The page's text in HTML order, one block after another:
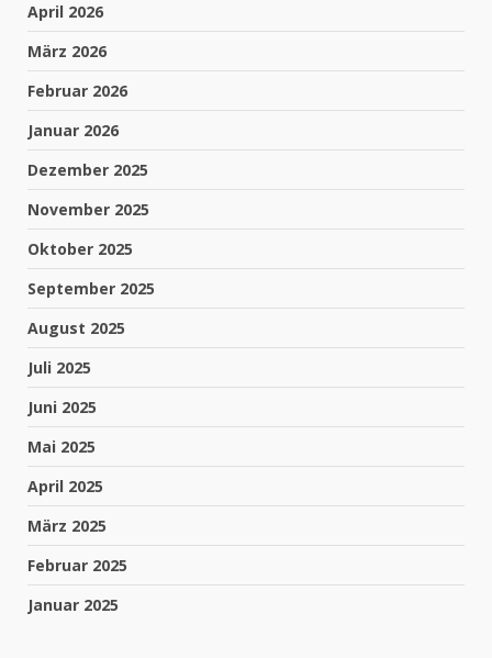
April 2026
März 2026
Februar 2026
Januar 2026
Dezember 2025
November 2025
Oktober 2025
September 2025
August 2025
Juli 2025
Juni 2025
Mai 2025
April 2025
März 2025
Februar 2025
Januar 2025